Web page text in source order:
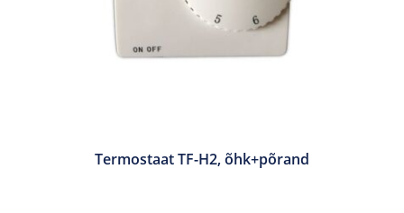
Termostaat TF-H2, õhk+põrand